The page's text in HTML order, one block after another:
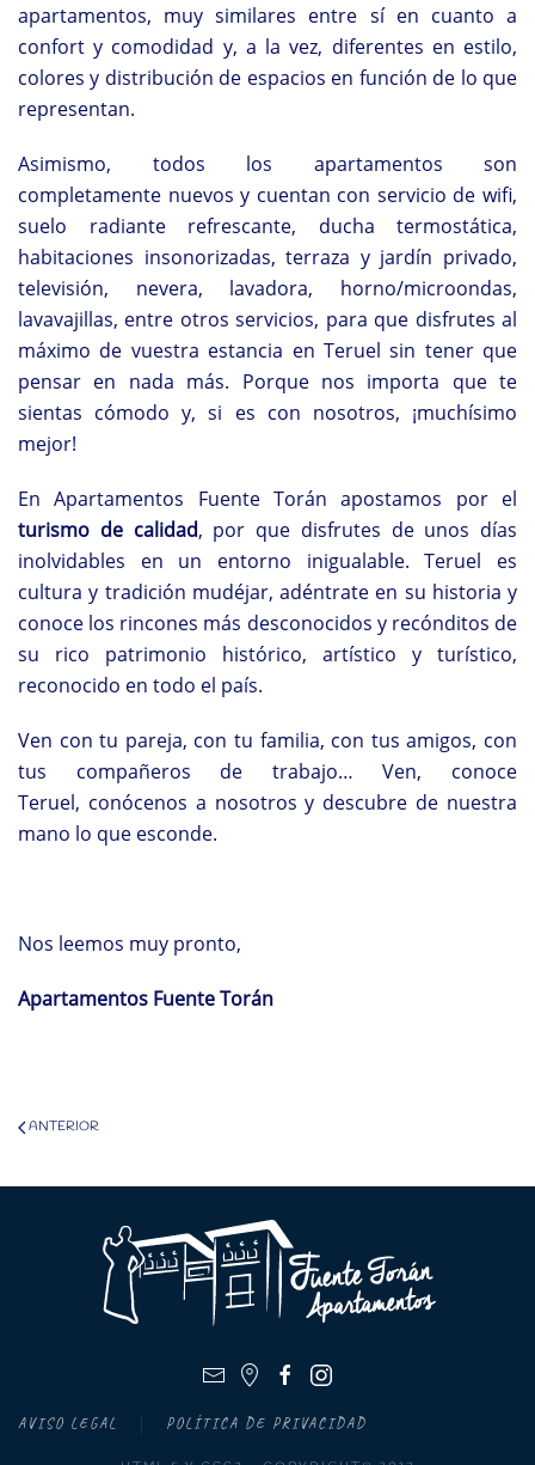
apartamentos, muy similares entre sí en cuanto a
confort y comodidad y, a la vez, diferentes en estilo,
colores y distribución de espacios en función de lo que
representan.
Asimismo, todos los apartamentos son
completamente nuevos y cuentan con servicio de wifi,
suelo radiante refrescante, ducha termostática,
habitaciones insonorizadas, terraza y jardín privado,
televisión, nevera, lavadora, horno/microondas,
lavavajillas, entre otros servicios, para que disfrutes al
máximo de vuestra estancia en Teruel sin tener que
pensar en nada más. Porque nos importa que te
sientas cómodo y, si es con nosotros, ¡muchísimo
mejor!
En Apartamentos Fuente Torán apostamos por el
turismo de calidad, por que disfrutes de unos días
inolvidables en un entorno inigualable. Teruel es
cultura y tradición mudéjar, adéntrate en su historia y
conoce los rincones más desconocidos y recónditos de
su rico patrimonio histórico, artístico y turístico,
reconocido en todo el país.
Ven con tu pareja, con tu familia, con tus amigos, con
tus compañeros de trabajo… Ven, conoce
Teruel, conócenos a nosotros y descubre de nuestra
mano lo que esconde.
Nos leemos muy pronto,
Apartamentos Fuente Torán
ANTERIOR
AVISO LEGAL POLÍTICA DE PRIVACIDAD